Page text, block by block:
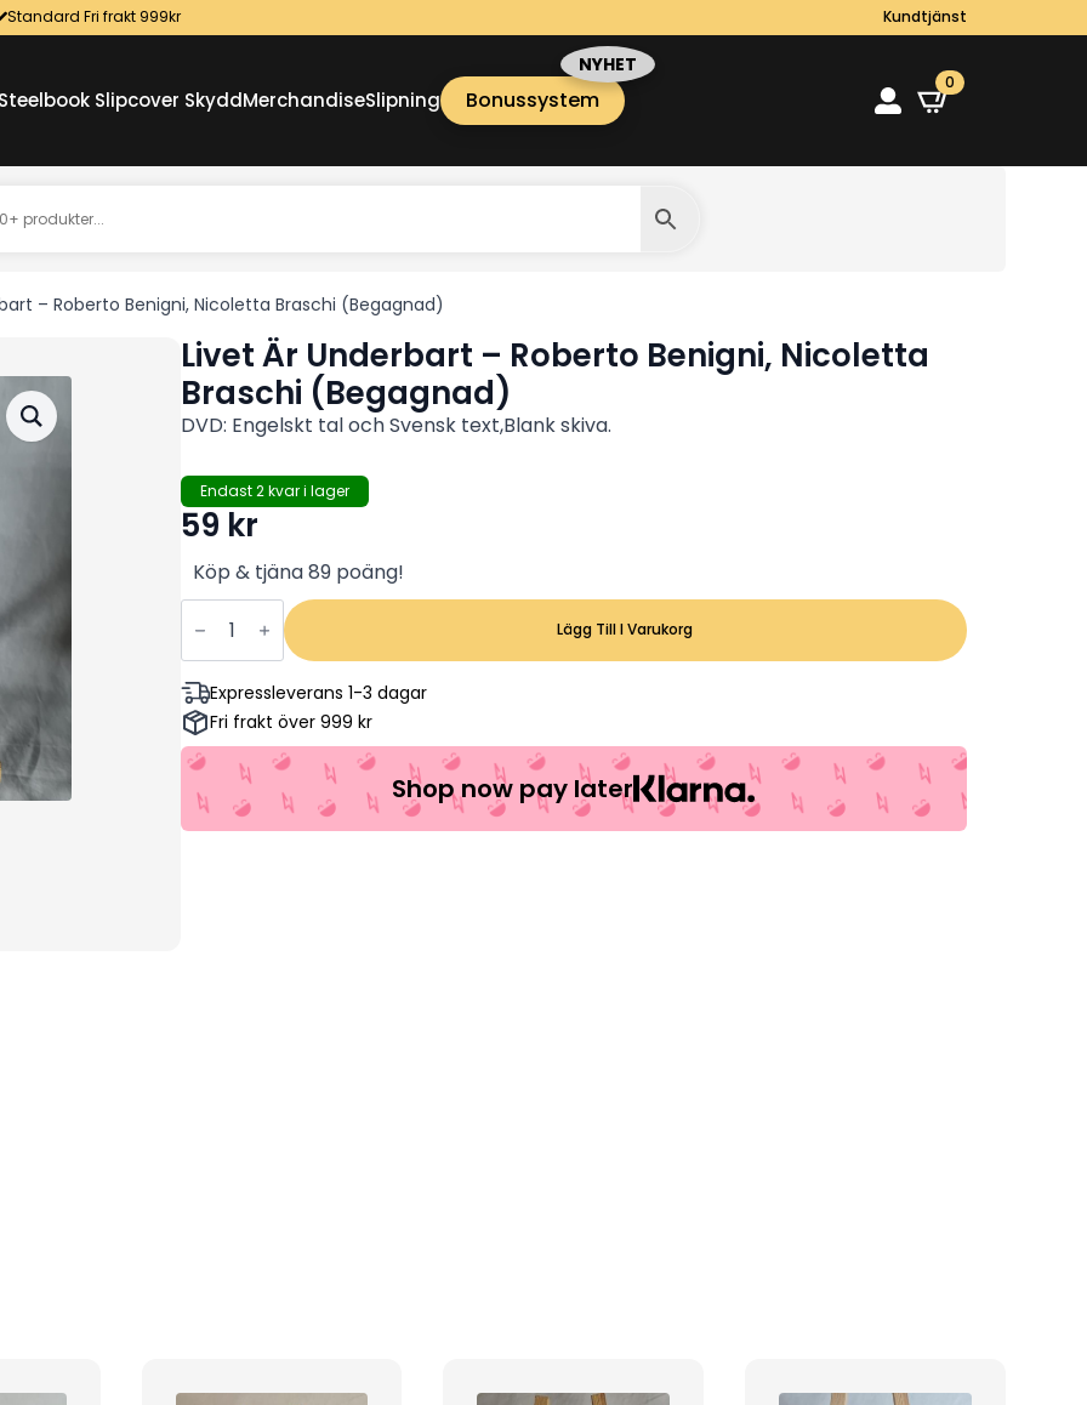
Standard Fri frakt 999kr Kundtjänst
Slipcover SkyddMerchandiseSlipning Bonussystem
0
– Roberto Benigni, Nicoletta Braschi (Begagnad)
Livet Är Underbart – Roberto Benigni, Nicoletta
Braschi (Begagnad)
DVD: Engelskt tal och Svensk text,Blank skiva.
Endast 2 kvar i lager
59 kr
Köp & tjäna 89 poäng!
Livet
Är
Underbart
-
Roberto
Benigni,
Nicoletta
Braschi
(Begagnad)
mängd
Lägg Till I Varukorg
Expressleverans 1-3 dagar
Fri frakt över 999 kr
Shop now pay later